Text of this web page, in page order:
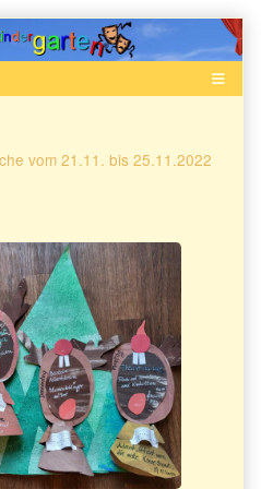
vom 21.11. bis 25.11.2022